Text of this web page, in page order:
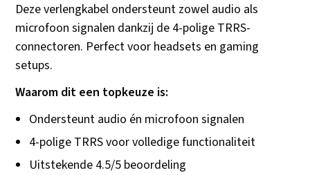
Deze verlengkabel ondersteunt zowel audio als
microfoon signalen dankzij de 4-polige TRRS-
connectoren. Perfect voor headsets en gaming
setups.
Waarom dit een topkeuze is:
Ondersteunt audio én microfoon signalen
4-polige TRRS voor volledige functionaliteit
Uitstekende 4.5/5 beoordeling